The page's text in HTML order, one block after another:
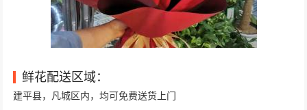
叶百寿八号小区附近 由9只黄色小熊，一对粉色...
环岛 总是春Ktv 附近 11枝顶级红玫瑰，黄莺间...
建平市场对面居民楼 精选11枝白玫瑰，绿叶外围
鲜花配送区域：
建平县，凡城区内，均可免费送货上门